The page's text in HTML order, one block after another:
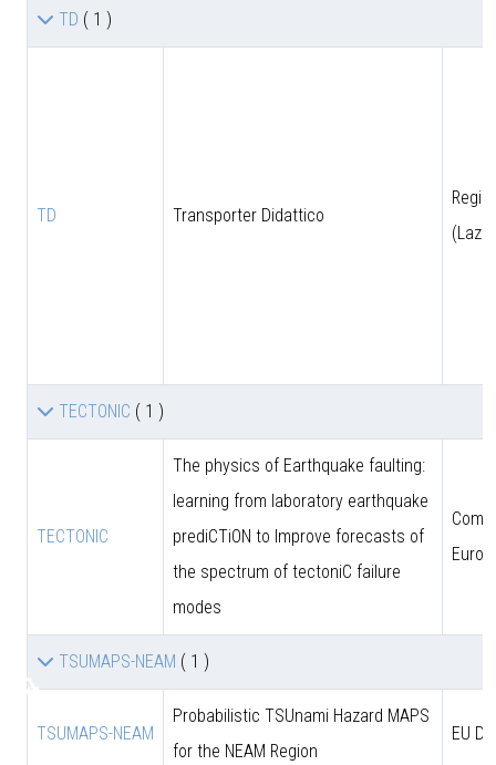
TD ( 1 )
TD Transporter Didattico
TECTONIC ( 1 )
TECTONIC
The physics of Earthquake faulting:
learning from laboratory earthquake
prediCTiON to Improve forecasts of
the spectrum of tectoniC failure
modes
TSUMAPS-NEAM ( 1 )
TSUMAPS-NEAM
Probabilistic TSUnami Hazard MAPS
for the NEAM Region
EU